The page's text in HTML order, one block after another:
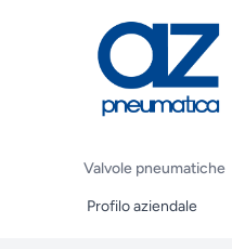
Valvole pneumatiche
Profilo aziendale